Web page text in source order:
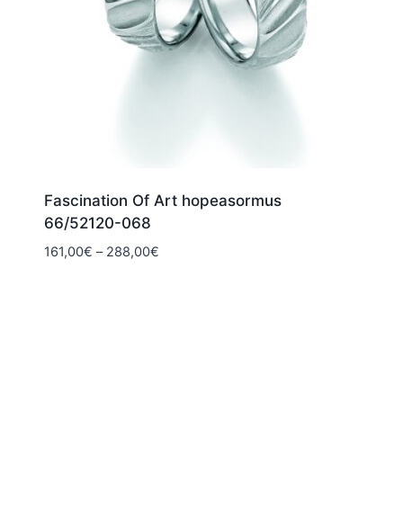
Fascination Of Art hopeasormus
66/52120-068
161,00€ – 288,00€Hintaluokka: